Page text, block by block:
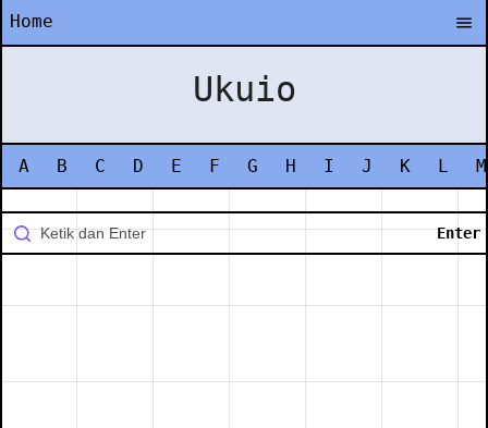
Home
Ukuio
A B C D E F G H I J K L M